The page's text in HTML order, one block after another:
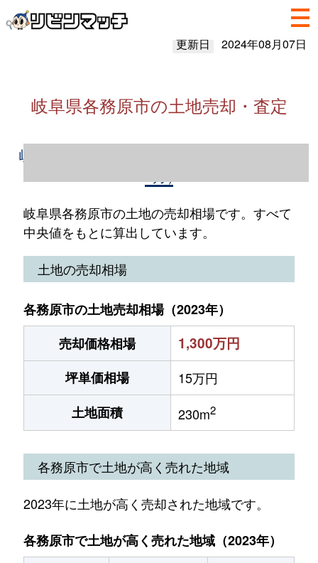
更新日 2024年08月07日
岐阜県各務原市の土地売却・査定
岐阜県各務原市の土地売却情報（2023年1～
岐阜県各務原市の土地の売却相場です。すべて
中央値をもとに算出しています。
土地の売却相場
各務原市の土地売却相場（2023年）
売却価格相場
1,300万円
坪単価相場
15万円
土地面積
230m2
各務原市で土地が高く売れた地域
2023年に土地が高く売却された地域です。
各務原市で土地が高く売れた地域（2023年）